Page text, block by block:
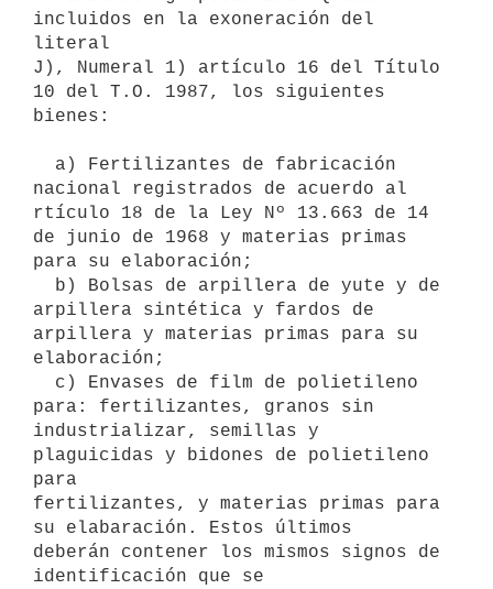
incluidos en la exoneración del
literal
J), Numeral 1) artículo 16 del Título
10 del T.O. 1987, los siguientes
bienes:
nacional registrados de acuerdo al
rtículo 18 de la Ley Nº 13.663 de 14
de junio de 1968 y materias primas
para su elaboración;
arpillera sintética y fardos de
arpillera y materias primas para su
elaboración;
para: fertilizantes, granos sin
industrializar, semillas y
plaguicidas y bidones de polietileno
para
fertilizantes, y materias primas para
su elabaración. Estos últimos
deberán contener los mismos signos de
identificación que se